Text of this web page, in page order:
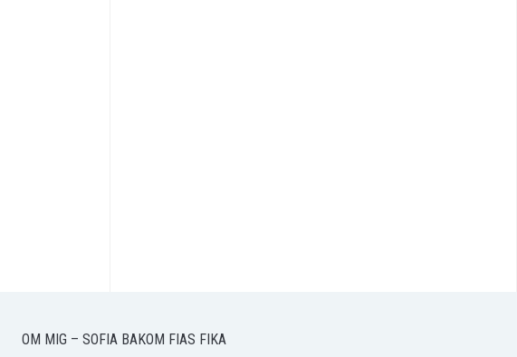
OM MIG – SOFIA BAKOM FIAS FIKA